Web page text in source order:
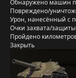
Обнаружено машин
Повреждено/
Урон, нанесённый с
Очки захвата/
Пройдено
Закрыть